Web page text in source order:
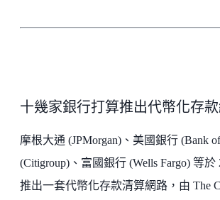
十幾家銀行打算推出代幣化存
摩根大通 (JPMorgan)、美國銀行 (Bank
(Citigroup)、富國銀行 (Wells Fargo) 等
推出一套代幣化存款清算網路，由 The